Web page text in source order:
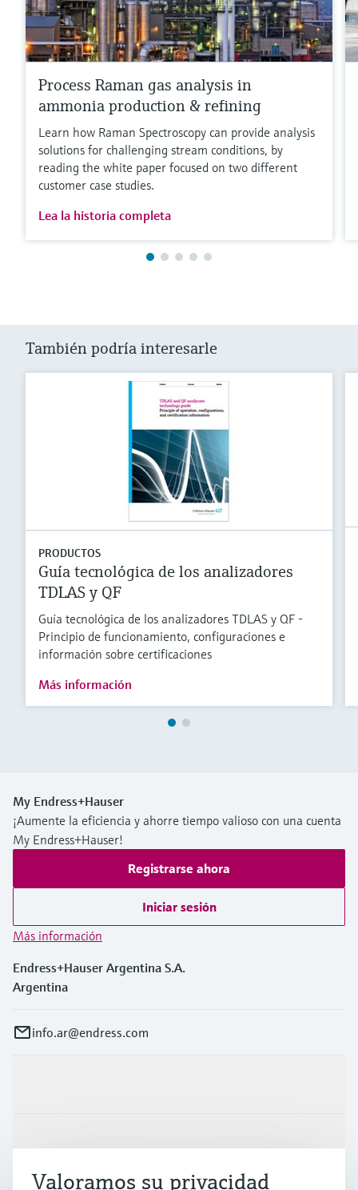
Process Raman gas analysis in
ammonia production & refining
Learn how Raman Spectroscopy can provide analysis
solutions for challenging stream conditions, by
reading the white paper focused on two different
customer case studies.
Lea la historia completa
También podría interesarle
PRODUCTOS
Guía tecnológica de los analizadores
TDLAS y QF
Guía tecnológica de los analizadores TDLAS y QF -
Principio de funcionamiento, configuraciones e
información sobre certificaciones
Más información
My Endress+Hauser
¡Aumente la eficiencia y ahorre tiempo valioso con una cuenta
My Endress+Hauser!
Registrarse ahora
Iniciar sesión
Más información
Endress+Hauser Argentina S.A.
Argentina
info.ar@endress.com
Valoramos su privacidad